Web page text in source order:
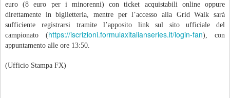
euro (8 euro per i minorenni) con ticket acquistabili online oppure
direttamente in biglietteria, mentre per l’accesso alla Grid Walk sarà
sufficiente registrarsi tramite l’apposito link sul sito ufficiale del
campionato (https://iscrizioni.formulaxitalianseries.it/login-fan), con
appuntamento alle ore 13:50.
(Ufficio Stampa FX)